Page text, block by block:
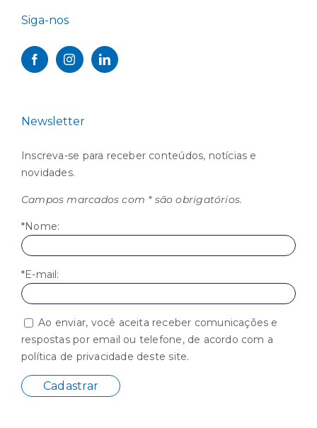
Siga-nos
Newsletter
Inscreva-se para receber conteúdos, notícias e
novidades.
Campos marcados com * são obrigatórios.
*Nome:
*E-mail:
Ao enviar, você aceita receber comunicações e
respostas por email ou telefone, de acordo com a
política de privacidade deste site.